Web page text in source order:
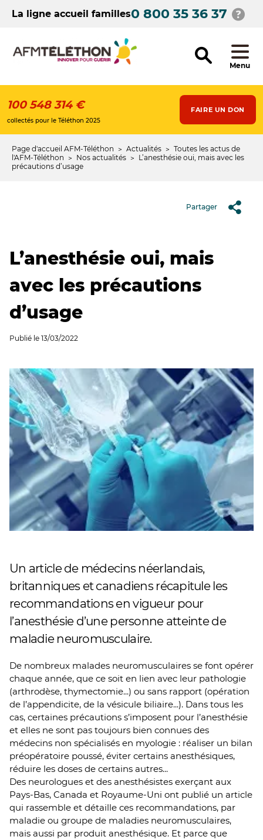
contenuLa ligne accueil familles0 800 35 36 37
Menu
100 548 314 €
collectés pour le Téléthon 2025
FAIRE UN DON
Fil
d'Ariane
Page d'accueil AFM-Téléthon Actualités
Toutes les actus de
l'AFM-Téléthon
Nos actualités
L’anesthésie oui, mais avec les
précautions d’usage
Partager
L’anesthésie oui, mais
avec les précautions
d’usage
Publié le 13/03/2022
Un article de médecins néerlandais,
britanniques et canadiens récapitule les
recommandations en vigueur pour
l’anesthésie d’une personne atteinte de
maladie neuromusculaire.
De nombreux malades neuromusculaires se font opérer
chaque année, que ce soit en lien avec leur pathologie
(arthrodèse, thymectomie...) ou sans rapport (opération
de l’appendicite, de la vésicule biliaire...). Dans tous les
cas, certaines précautions s’imposent pour l’anesthésie
et elles ne sont pas toujours bien connues des
médecins non spécialisés en myologie : réaliser un bilan
préopératoire poussé, éviter certains anesthésiques,
réduire les doses de certains autres...
Des neurologues et des anesthésistes exerçant aux
Pays-Bas, Canada et Royaume-Uni ont publié un article
qui rassemble et détaille ces recommandations, par
maladie ou groupe de maladies neuromusculaires,
mais aussi par produit anesthésique. Et parce que